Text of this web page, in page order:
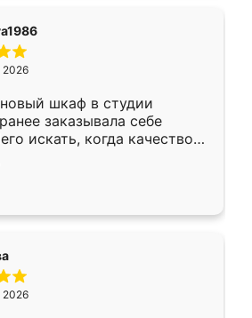
2026
шкаф в студии
заказывала себе
искать, когда качеством
Служит кухня уже почти
нет.
2026